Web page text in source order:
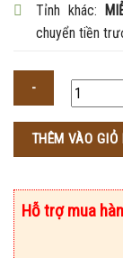
Tỉnh khác:
chuyển tiền
THÊM VÀO GIỎ
Hỗ trợ mua